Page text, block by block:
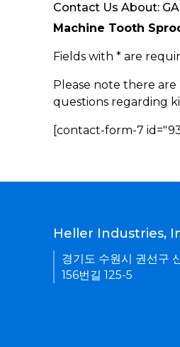
Contact Us About:
Machine Tooth
Fields with * are
Please note there
questions regarding
[contact-form-7
Heller Industries,
경기도 수원시 권선구
156번길 125-5